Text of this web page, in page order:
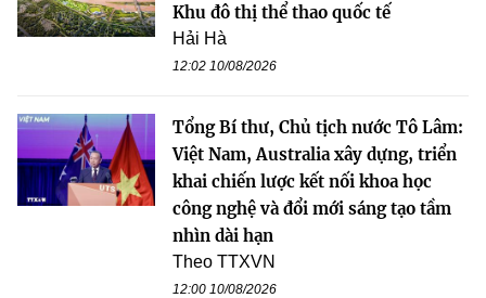
Khu đô thị thể thao quốc tế
Hải Hà
12:02 10/08/2026
Tổng Bí thư, Chủ tịch nước Tô Lâm:
Việt Nam, Australia xây dựng, triển
khai chiến lược kết nối khoa học
công nghệ và đổi mới sáng tạo tầm
nhìn dài hạn
Theo TTXVN
12:00 10/08/2026